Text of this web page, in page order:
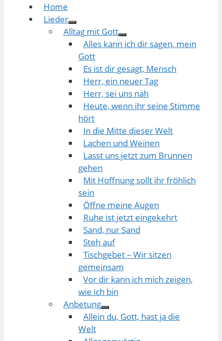
Home
Lieder
Alltag mit Gott
Alles kann ich dir sagen, mein
Gott
Es ist dir gesagt, Mensch
Herr, ein neuer Tag
Herr, sei uns nah
Heute, wenn ihr seine Stimme
hört
In die Mitte dieser Welt
Lachen und Weinen
Lasst uns jetzt zum Brunnen
gehen
Mit Hoffnung sollt ihr fröhlich
sein
Öffne meine Augen
Ruhe ist jetzt eingekehrt
Sand, nur Sand
Steh auf
Tischgebet – Wir sitzen
gemeinsam
Vor dir kann ich mich zeigen,
wie ich bin
Anbetung
Allein du, Gott, hast ja die
Welt